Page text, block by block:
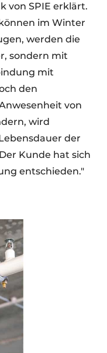
von SPIE erklärt.
im Winter
werden die
sondern mit
mit
den
von
wird
der
Kunde hat sich
entschieden."